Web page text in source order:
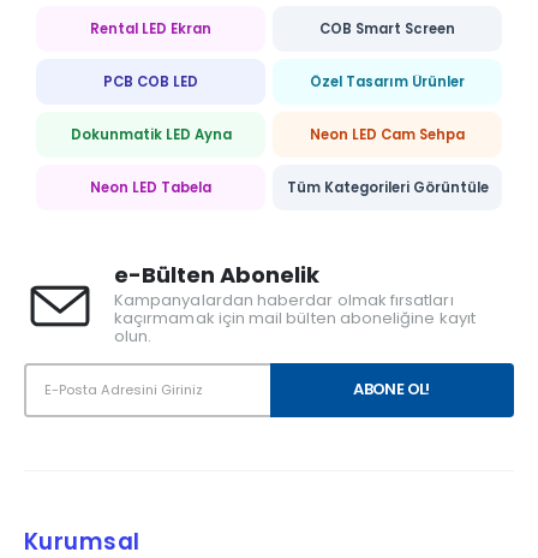
Rental LED Ekran COB Smart Screen
PCB COB LED Özel Tasarım Ürünler
Dokunmatik LED Ayna Neon LED Cam Sehpa
Neon LED Tabela Tüm Kategorileri Görüntüle
e-Bülten Abonelik
Kampanyalardan haberdar olmak fırsatları
kaçırmamak için mail bülten aboneliğine kayıt
olun.
Kurumsal